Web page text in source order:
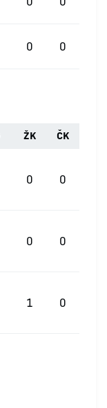
0 0
ŽK ČK
0 0
0 0
1 0